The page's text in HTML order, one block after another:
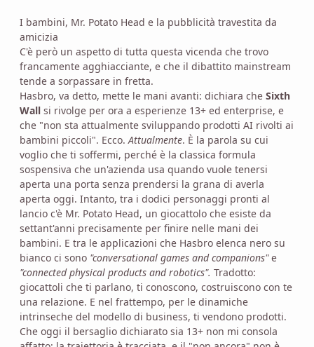
I bambini, Mr. Potato Head e la pubblicità travestita da
amicizia
C'è però un aspetto di tutta questa vicenda che trovo
francamente agghiacciante, e che il dibattito mainstream
tende a sorpassare in fretta.
Hasbro, va detto, mette le mani avanti: dichiara che Sixth
Wall si rivolge per ora a esperienze 13+ ed enterprise, e
che "non sta attualmente sviluppando prodotti AI rivolti ai
bambini piccoli". Ecco.Attualmente. È la parola su cui
voglio che ti soffermi, perché è la classica formula
sospensiva che un'azienda usa quando vuole tenersi
aperta una porta senza prendersi la grana di averla
aperta oggi. Intanto, tra i dodici personaggi pronti al
lancio c'è Mr. Potato Head, un giocattolo che esiste da
settant'anni precisamente per finire nelle mani dei
bambini. E tra le applicazioni che Hasbro elenca nero su
bianco ci sono "conversational games and companions"e
"connected physical products and robotics". Tradotto:
giocattoli che ti parlano, ti conoscono, costruiscono con te
una relazione. E nel frattempo, per le dinamiche
intrinseche del modello di business, ti vendono prodotti.
Che oggi il bersaglio dichiarato sia 13+ non mi consola